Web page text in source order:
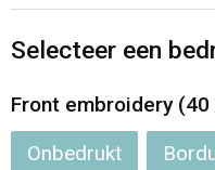
Opvouwbare tassen
Waterbestendige
Bowlingtassen
Selecteer een
Front embroidery
Onbedrukt